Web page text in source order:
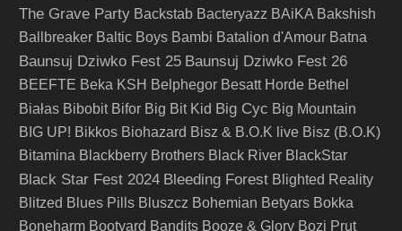
The Grave Party Backstab Bacteryazz BAiKA Bakshish
Ballbreaker Baltic Boys Bambi Batalion d'Amour Batna
Baunsuj Dziwko Fest 25 Baunsuj Dziwko Fest 26
BEEFTE Beka KSH Belphegor Besatt Horde Bethel
Białas Bibobit Bifor Big Bit Kid Big Cyc Big Mountain
BIG UP! Bikkos Biohazard Bisz & B.O.K live Bisz (B.O.K)
Bitamina Blackberry Brothers Black River BlackStar
Black Star Fest 2024 Bleeding Forest Blighted Reality
Blitzed Blues Pills Bluszcz Bohemian Betyars Bokka
Boneharm Bootyard Bandits Booze & Glory Bozi Prut